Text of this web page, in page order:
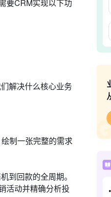
要CRM实现以下功
解决什么核心业务
制一张完整的需求
到回款的全周期。
活动并精确分析投